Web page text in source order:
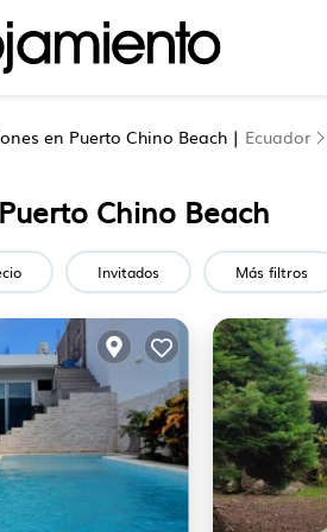
en Puerto Chino Beach | Ecuador
Chino Beach
Invitados Más filtros